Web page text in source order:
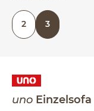
uno Einzelsofa
2 3